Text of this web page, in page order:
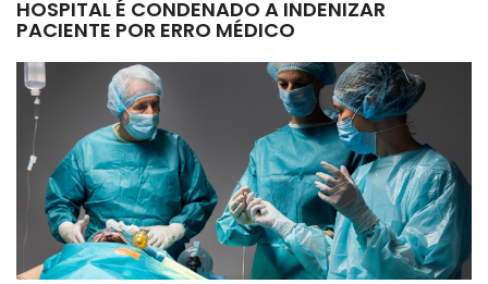
HOSPITAL É CONDENADO A INDENIZAR
PACIENTE POR ERRO MÉDICO